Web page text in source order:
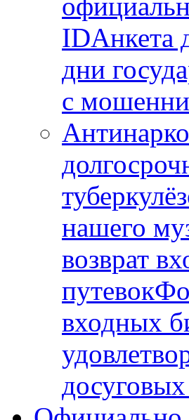
IDАнкета
дни
с
нашего
возврат
путевок
входных